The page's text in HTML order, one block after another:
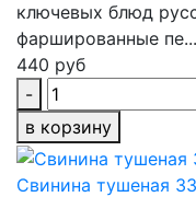
ключевых блюд
фаршированные пе...
440 руб
-
в корзину
Свинина тушеная